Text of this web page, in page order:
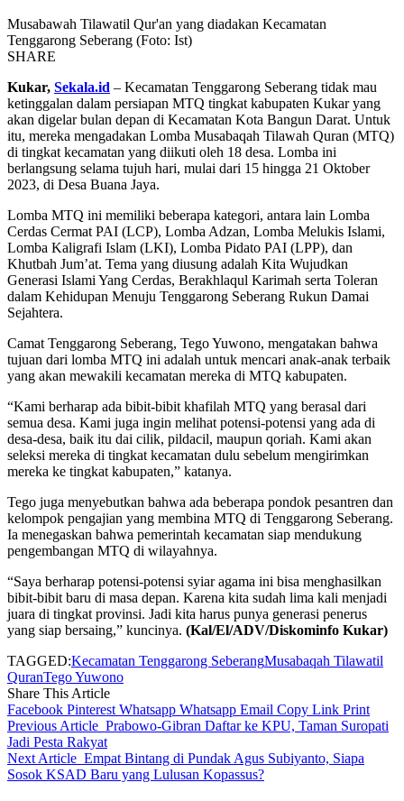
Musabawah Tilawatil Qur'an yang diadakan Kecamatan
Tenggarong Seberang (Foto: Ist)
SHARE
Kukar, Sekala.id – Kecamatan Tenggarong Seberang tidak mau
ketinggalan dalam persiapan MTQ tingkat kabupaten Kukar yang
akan digelar bulan depan di Kecamatan Kota Bangun Darat. Untuk
itu, mereka mengadakan Lomba Musabaqah Tilawah Quran (MTQ)
di tingkat kecamatan yang diikuti oleh 18 desa. Lomba ini
berlangsung selama tujuh hari, mulai dari 15 hingga 21 Oktober
2023, di Desa Buana Jaya.
Lomba MTQ ini memiliki beberapa kategori, antara lain Lomba
Cerdas Cermat PAI (LCP), Lomba Adzan, Lomba Melukis Islami,
Lomba Kaligrafi Islam (LKI), Lomba Pidato PAI (LPP), dan
Khutbah Jum’at. Tema yang diusung adalah Kita Wujudkan
Generasi Islami Yang Cerdas, Berakhlaqul Karimah serta Toleran
dalam Kehidupan Menuju Tenggarong Seberang Rukun Damai
Sejahtera.
Camat Tenggarong Seberang, Tego Yuwono, mengatakan bahwa
tujuan dari lomba MTQ ini adalah untuk mencari anak-anak terbaik
yang akan mewakili kecamatan mereka di MTQ kabupaten.
“Kami berharap ada bibit-bibit khafilah MTQ yang berasal dari
semua desa. Kami juga ingin melihat potensi-potensi yang ada di
desa-desa, baik itu dai cilik, pildacil, maupun qoriah. Kami akan
seleksi mereka di tingkat kecamatan dulu sebelum mengirimkan
mereka ke tingkat kabupaten,” katanya.
Tego juga menyebutkan bahwa ada beberapa pondok pesantren dan
kelompok pengajian yang membina MTQ di Tenggarong Seberang.
Ia menegaskan bahwa pemerintah kecamatan siap mendukung
pengembangan MTQ di wilayahnya.
“Saya berharap potensi-potensi syiar agama ini bisa menghasilkan
bibit-bibit baru di masa depan. Karena kita sudah lima kali menjadi
juara di tingkat provinsi. Jadi kita harus punya generasi penerus
yang siap bersaing,” kuncinya. (Kal/El/ADV/Diskominfo Kukar)
TAGGED:Kecamatan Tenggarong SeberangMusabaqah Tilawatil
QuranTego Yuwono
Share This Article
Facebook Pinterest Whatsapp Whatsapp Email Copy Link Print
Previous Article Prabowo-Gibran Daftar ke KPU, Taman Suropati
Jadi Pesta Rakyat
Next Article Empat Bintang di Pundak Agus Subiyanto, Siapa
Sosok KSAD Baru yang Lulusan Kopassus?